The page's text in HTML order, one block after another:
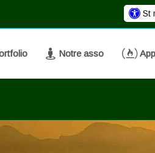
St
Notre asso